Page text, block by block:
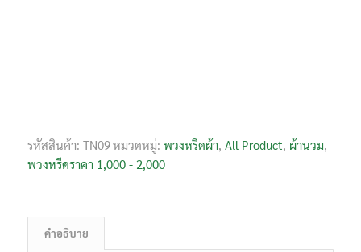
รหัสสินค้า: TN09หมวดหมู่: พวงหรีดผ้า, All Product ผ้านวม
พวงหรีดราคา 1,000 - 2,000
คำอธิบาย